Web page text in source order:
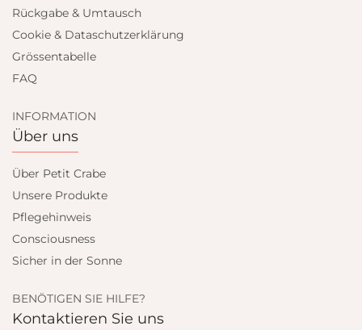
Rückgabe & Umtausch
Cookie & Dataschutzerklärung
Grössentabelle
FAQ
INFORMATION
Über uns
Über Petit Crabe
Unsere Produkte
Pflegehinweis
Consciousness
Sicher in der Sonne
BENÖTIGEN SIE HILFE?
Kontaktieren Sie uns